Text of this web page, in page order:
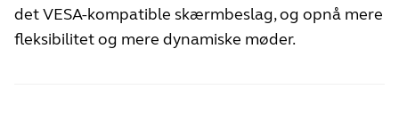
det VESA-kompatible skærmbeslag, og opnå mere
fleksibilitet og mere dynamiske møder.